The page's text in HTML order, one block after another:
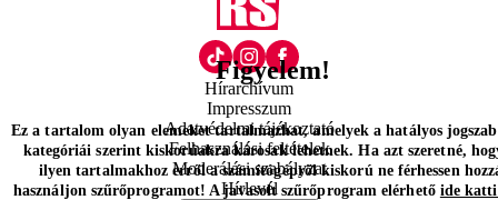
Figyelem!
Ez a tartalom olyan elemeket tartalmazhat, amelyek a hatályos
kategóriái szerint kiskorúakra károsak lehetnek. Ha azt szeretné,
ilyen tartalmakhoz erről a számítógépről kiskorú ne férhessen
használjon szűrőprogramot! A javasolt szűrőprogram elérhető ide
Hírarchívum
Impresszum
Adatvédelmi tájékoztató
Felhasználási feltételek
Moderálási szabályzat
Hírlevél